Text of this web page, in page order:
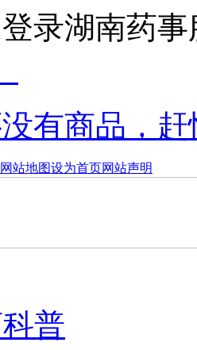
登录湖南药
有商品，
网站地图设为首页网站声明
普